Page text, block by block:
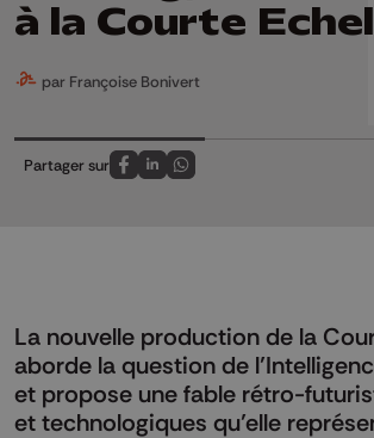
à la Courte
par Françoise Bonivert
Partager sur
Partagez sur FaceBook
Partagez sur LinkedIn
Partagez sur Whatsapp
La nouvelle production de la
aborde la question de
et propose une fable rétro-
et technologiques qu’elle